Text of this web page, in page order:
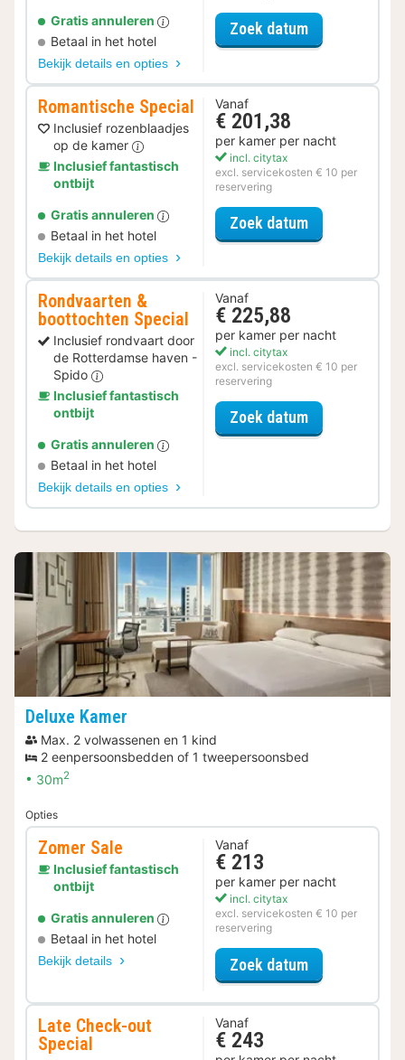
Gratis annuleren
Betaal in het hotel
Bekijk details en opties
Zoek datumvoor Spa
Romantische Special
Inclusief rozenblaadjes
op de kamer
Inclusief fantastisch
ontbijt
Gratis annuleren
Betaal in het hotel
Bekijk details en opties
Vanaf
€ 201,38
per kamer per nacht
incl. citytax
excl. servicekosten € 10 per
reservering
Zoek datumvoor
Rondvaarten &
boottochten Special
Inclusief rondvaart door
de Rotterdamse haven -
Spido
Inclusief fantastisch
ontbijt
Gratis annuleren
Betaal in het hotel
Bekijk details en opties
Vanaf
€ 225,88
per kamer per nacht
incl. citytax
excl. servicekosten € 10 per
reservering
Zoek datumvoor
Deluxe Kamer
Max. 2 volwassenen en 1 kind
2 eenpersoonsbedden of 1 tweepersoonsbed
30m2
Opties
Zomer Sale
Inclusief fantastisch
ontbijt
Gratis annuleren
Betaal in het hotel
Bekijk details
Vanaf
€ 213
per kamer per nacht
incl. citytax
excl. servicekosten € 10 per
reservering
Zoek datumvoor Zomer
Late Check-out
Special
Vanaf
€ 243